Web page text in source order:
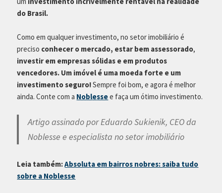
do Brasil.
Como em qualquer investimento, no setor imobiliário é
preciso conhecer o mercado, estar bem assessorado,
investir em empresas sólidas e em produtos
vencedores. Um imóvel é uma moeda forte e um
investimento seguro!Sempre foi bom, e agora é melhor
ainda. Conte com a Noblessee faça um ótimo investimento.
Artigo assinado por Eduardo Sukienik, CEO da
Noblesse e especialista no setor imobiliário
Leia também:Absoluta em bairros nobres: saiba tudo
sobre a Noblesse